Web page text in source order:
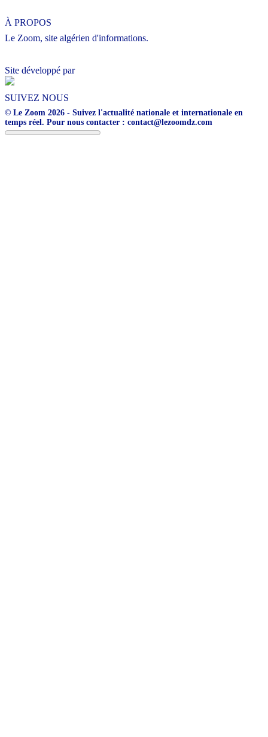
À PROPOS
Le Zoom, site algérien d'informations.
Site développé par
SUIVEZ NOUS
© Le Zoom 2026 - Suivez l'actualité nationale et internationale en
temps réel. Pour nous contacter : contact@lezoomdz.com